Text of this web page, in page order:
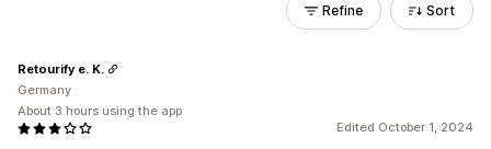
Refine Sort
Edited October 1, 2024
Retourify e. K.
Germany
About 3 hours using the app